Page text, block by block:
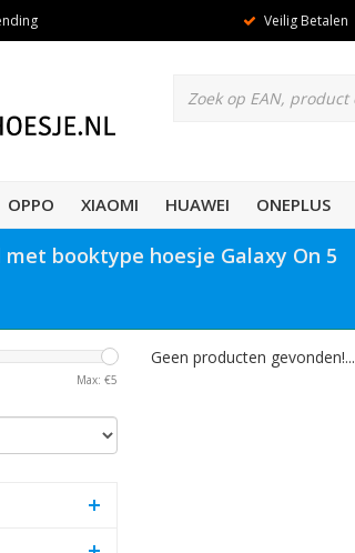
Veilig Betalen
OPPO XIAOMI HUAWEI ONEPLUS
booktype hoesje Galaxy On 5
Max: €5
Geen producten gevonden!...